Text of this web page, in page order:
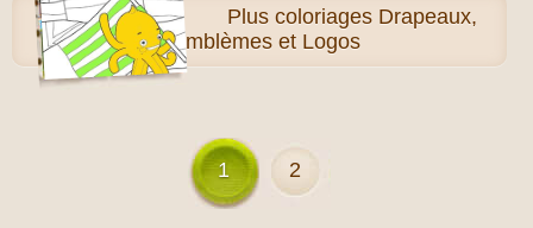
Plus coloriages Drapeaux,
Emblèmes et Logos
1 2